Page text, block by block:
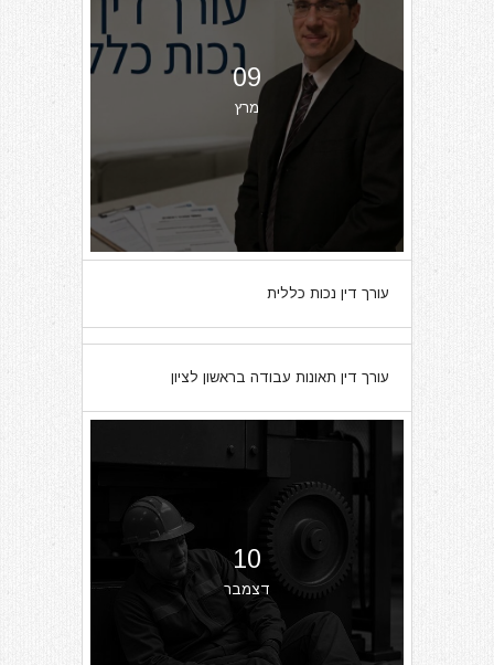
09
מרץ
עורך דין נכות כללית
07
מרץ
עורך דין תאונות עבודה בראשון לציון
10
דצמבר